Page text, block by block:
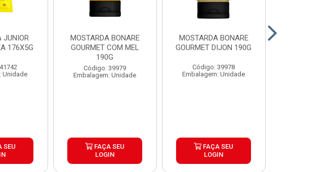
JUNIOR
176X5G
Unidade
SEU
MOSTARDA BONARE
GOURMET COM MEL
190G
Código: 39979
Embalagem: Unidade
FAÇA SEU
LOGIN
MOSTARDA BONARE
GOURMET DIJON 190G
Código: 39978
Embalagem: Unidade
FAÇA SEU
LOGIN